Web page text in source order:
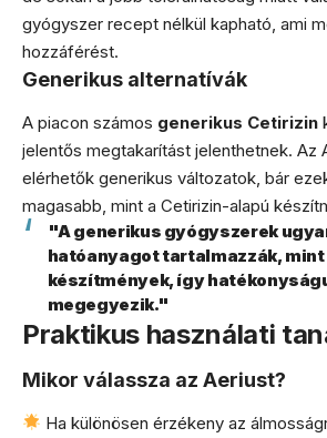
gyógyszer recept nélkül kapható, ami
hozzáférést.
Generikus alternatívák
A piacon számos generikus Cetirizin
jelentős megtakarítást jelenthetnek. Az
elérhetők generikus változatok, bár
magasabb, mint a Cetirizin-alapú
"A generikus gyógyszerek
hatóanyagot tartalmazzák, mint
készítmények, így
megegyezik."
Praktikus használati
Mikor válassza az Aeriust?
Ha különösen érzékeny az